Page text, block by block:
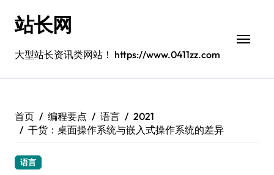
站长网
大型站长资讯类网站！ https://www.0411zz.com
首页 编程要点 语言
2021
干货：桌面操作系统与嵌入式操作系统的差异
语言